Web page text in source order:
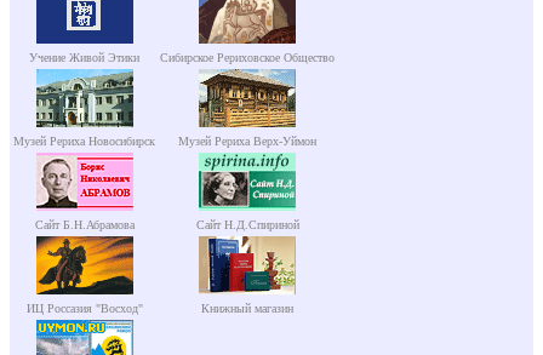
Учение Живой Этики Сибирское Рериховское Общество
Музей Рериха Новосибирск Музей Рериха Верх-Уймон
Сайт Б.Н.Абрамова Сайт Н.Д.Спириной
ИЦ Россазия "Восход" Книжный магазин